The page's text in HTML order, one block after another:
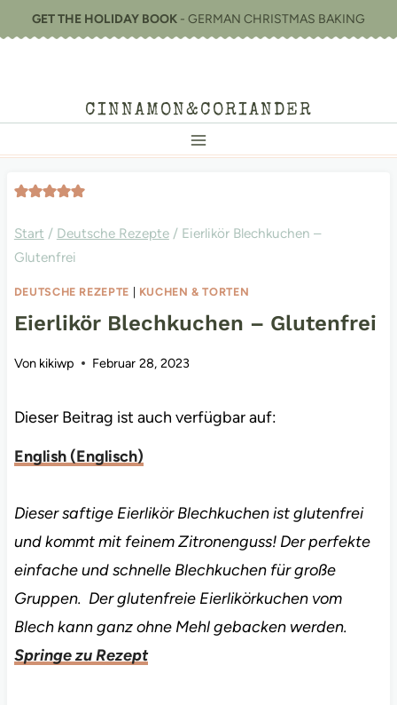
Inhalt
GET THE HOLIDAY BOOK - GERMAN CHRISTMAS BAKING
CINNAMON&CORIANDER
Start / Deutsche Rezepte / Eierlikör Blechkuchen –
Glutenfrei
DEUTSCHE REZEPTE KUCHEN & TORTEN
Eierlikör Blechkuchen – Glutenfrei
Von kikiwp Februar 28, 2023
Dieser Beitrag ist auch verfügbar auf:
English(Englisch)
Dieser saftige Eierlikör Blechkuchen ist glutenfrei
und kommt mit feinem Zitronenguss! Der perfekte
einfache und schnelle Blechkuchen für große
Gruppen. Der glutenfreie Eierlikörkuchen vom
Blech kann ganz ohne Mehl gebacken werden.
Springe zu Rezept